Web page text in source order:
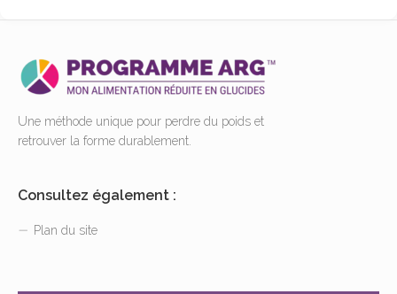
Une méthode unique pour perdre du poids et
retrouver la forme durablement.
Consultez également :
Plan du site